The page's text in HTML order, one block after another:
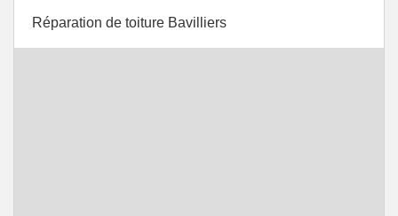
Réparation de toiture Bavilliers